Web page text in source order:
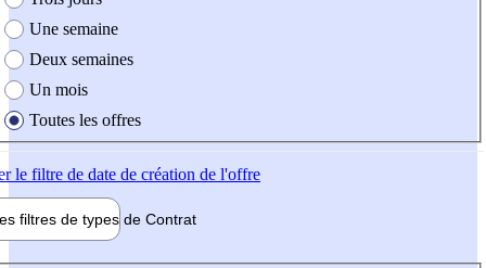
Une semaine
Deux semaines
Un mois
Toutes les offres
le filtre de date de création de l'offre
filtres de types de Contrat